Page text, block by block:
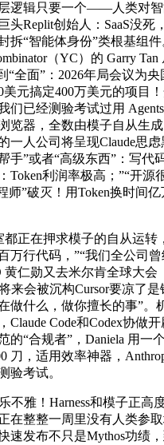
逻辑只要一个——人类对
头Replit创始人：SaaS没死
拆“智能体身份”类根基组
（YC）的 Garry
“全面”：2026年局会议为
美元搞定400万美元的项目
们已经测验考试过用
览器，全数由模子自从生
一人公司将呈现Claude思虑
手”或者“高级东西”：写代
Token利润率极高；”“开源
师”破灭！用Token换时间
在押求模子的自从运转
万行代码，”“我们全公司
仁勋又去米尔肯全球大会
来会被沉构Cursor要凉了是
做什么，做你擅长的事”。
Claude Code和Codex协做
的“合规者”，Daniela 用一
刀，适用效率神器，
验考试。
雅！Harness和模子正高
在整整一周里没有人类参
速发布不只是Mythos功绩